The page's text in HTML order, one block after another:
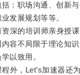
：职场沟通、创新
发展规划等等。
的培训师亲身授课
容不局限于理论知
以致用。
，Let’s加速器还